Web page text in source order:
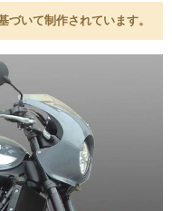
づいて制作されています。